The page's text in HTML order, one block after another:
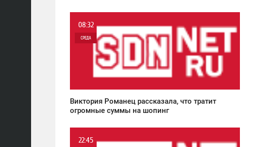
08:32
СРЕДА
Виктория Романец рассказала, что тратит
огромные суммы на шопинг
22:45